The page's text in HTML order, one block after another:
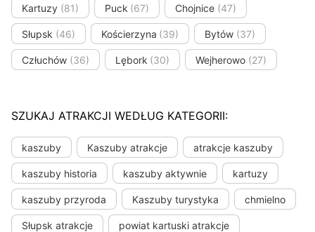
Kartuzy (81) Puck (67) Chojnice (47)
Słupsk (46) Kościerzyna (39) Bytów (37)
Człuchów (36) Lębork (30) Wejherowo (27)
SZUKAJ ATRAKCJI WEDŁUG KATEGORII:
kaszuby Kaszuby atrakcje atrakcje kaszuby
kaszuby historia kaszuby aktywnie kartuzy
kaszuby przyroda Kaszuby turystyka chmielno
Słupsk atrakcje powiat kartuski atrakcje